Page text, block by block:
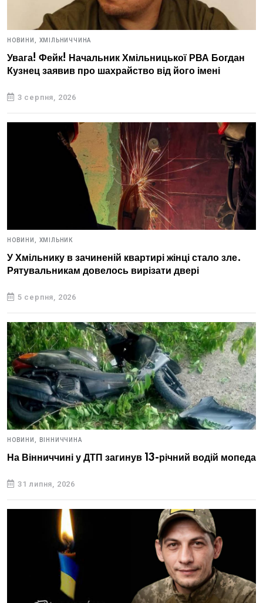
НОВИНИ, ХМІЛЬНИЧЧИНА
Увага! Фейк! Начальник Хмільницької РВА Богдан
Кузнец заявив про шахрайство від його імені
3 серпня, 2026
НОВИНИ, ХМІЛЬНИК
У Хмільнику в зачиненій квартирі жінці стало зле.
Рятувальникам довелось вирізати двері
5 серпня, 2026
НОВИНИ, ВІННИЧЧИНА
На Вінниччині у ДТП загинув 13-річний водій мопеда
31 липня, 2026